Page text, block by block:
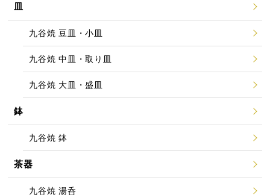
皿
九谷焼 豆皿・小皿
九谷焼 中皿・取り皿
九谷焼 大皿・盛皿
鉢
九谷焼 鉢
茶器
九谷焼 湯呑